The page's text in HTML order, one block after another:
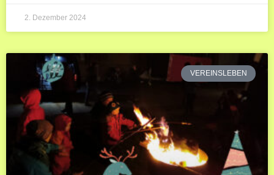
2. Dezember 2024
VEREINSLEBEN